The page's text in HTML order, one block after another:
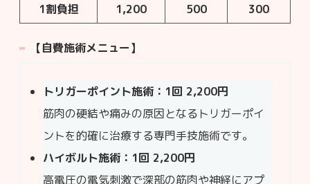
1割負担
1,200 500 300
【自費施術メニュー】
トリガーポイント施術：1回 2,200円
筋肉の硬結や痛みの原因となるトリガーポイ
ントを的確に治療する専門手技施術です。
ハイボルト施術：1回 2,200円
高電圧の電気刺激で深部の筋肉や神経にアプ